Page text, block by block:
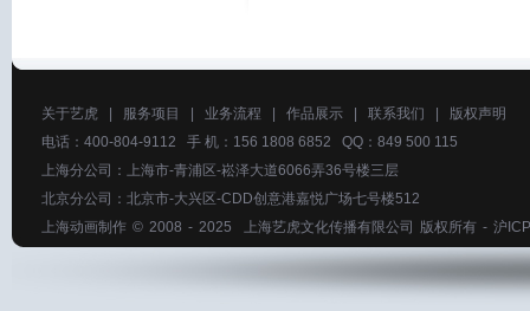
关于艺虎 服务项目 业务流程 作品展示 联系我们
版权声明
电话：400-804-9112 手 机：156 1808 6852 QQ：849 500 115
上海分公司：上海市-青浦区-崧泽大道6066弄36号楼三层
北京分公司：北京市-大兴区-CDD创意港嘉悦广场七号楼512
上海动画制作 © 2008 - 2025 上海艺虎文化传播有限公司 版权所有 - 沪